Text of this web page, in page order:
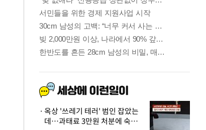
옥상 '쓰레기 테러' 범인 잡았는
데…과태료 3만원 처분에 숙박업